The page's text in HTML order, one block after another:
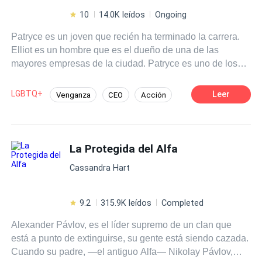
10 14.0K leídos Ongoing
Patryce es un joven que recién ha terminado la carrera.
Elliot es un hombre que es el dueño de una de las
mayores empresas de la ciudad. Patryce es uno de los
un puesto vacante de la empresa de Elliot... Y éste mismo
será quien se haga cargo de entrevistarlo. Desde el
"pequeño" secreto. Claro que el de Elliot va más allá de
la normalidad pues dicho secreto es "peludo"... Y MUY
PELIGROSO. Pero solo si no se cumplen una serie de
importante de todas... •Hacer daño a esa persona que ha
LGBTQ+ Venganza CEO Acción Leer
La Protegida del Alfa
Cassandra Hart
9.2 315.9K leídos Completed
Alexander Pávlov, es el líder supremo de un clan que
está a punto de extinguirse, su gente está siendo cazada.
Cuando su padre, —el antiguo Alfa— Nikolay Pávlov,